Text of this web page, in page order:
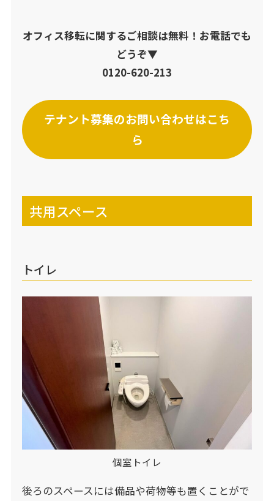
オフィス移転に関するご相談は無料！お電話でも
どうぞ▼
0120-620-213
テナント募集のお問い合わせはこち
ら
共用スペース
トイレ
個室トイレ
後ろのスペースには備品や荷物等も置くことがで